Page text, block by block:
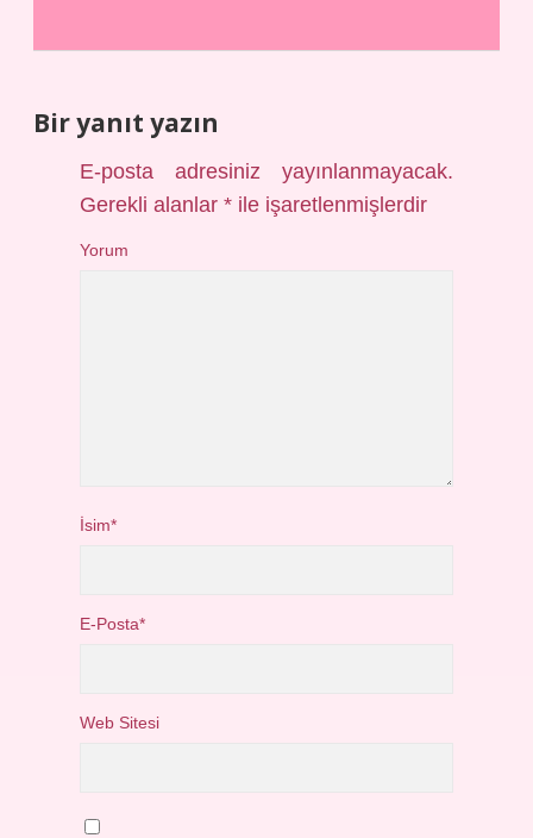
Bir yanıt yazın
E-posta adresiniz yayınlanmayacak.
Gerekli alanlar* ile işaretlenmişlerdir
Yorum
İsim*
E-Posta*
Web Sitesi